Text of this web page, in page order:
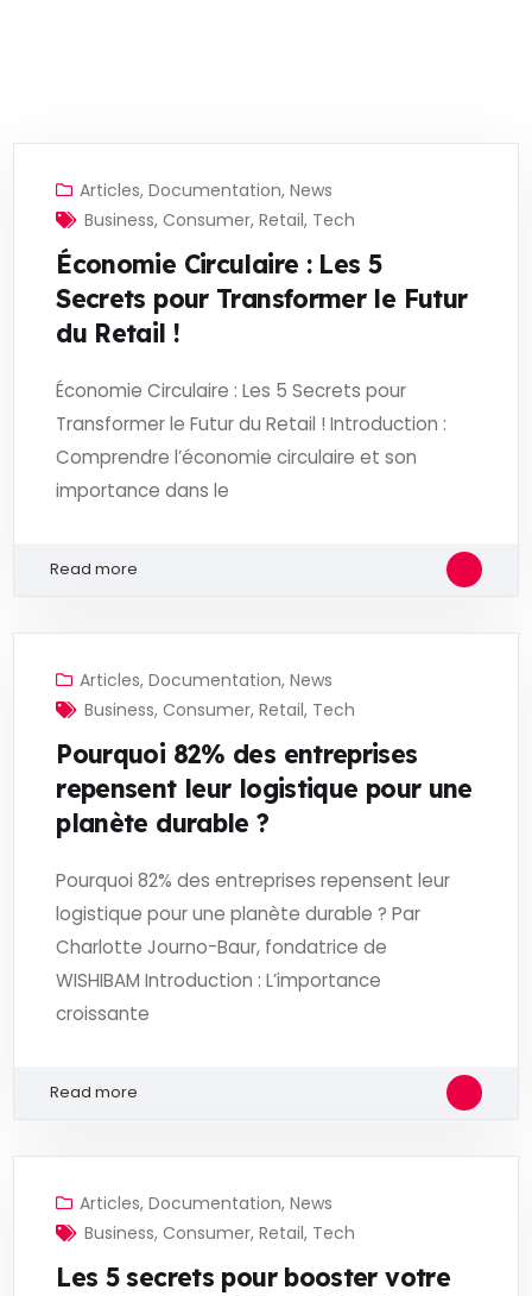
Articles,Documentation,News
Business,Consumer,Retail, Tech
Économie Circulaire : Les 5
Secrets pour Transformer le Futur
du Retail !
Économie Circulaire : Les 5 Secrets pour
Transformer le Futur du Retail ! Introduction :
Comprendre l’économie circulaire et son
importance dans le
Read more
Articles,Documentation,News
Business,Consumer,Retail, Tech
Pourquoi 82% des entreprises
repensent leur logistique pour une
planète durable ?
Pourquoi 82% des entreprises repensent leur
logistique pour une planète durable ? Par
Charlotte Journo-Baur, fondatrice de
WISHIBAM Introduction : L’importance
croissante
Read more
Articles,Documentation,News
Business,Consumer,Retail, Tech
Les 5 secrets pour booster votre